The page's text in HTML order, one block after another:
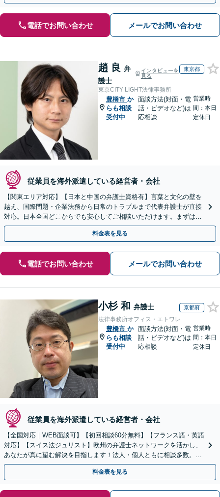
電話でお問い合わせ メールでお問い合わせ
趙 良 弁
護士
インタビューを
見る
東京都
東京CITY LIGHT法律事務所
豊橋市 か
らも相談
受付中
面談方法(対面・電
話・ビデオなど)は
応相談
営業時
間：本日
定休日
従業員を海外派遣している経営者・会社
【関東エリア対応】【日本と中国の弁護士資格有】言葉と文化の壁を
越え、国際問題・企業法務から日常のトラブルまで代表弁護士が直接
対応。日本全国どこからでも安心してご相談いただけます。まずは一
歩を踏み出してみませんか。【初回相談無料】
料金表を見る
電話でお問い合わせ メールでお問い合わせ
小杉 和 弁護士 京都府
法律事務所オフィス・エトワレ
豊橋市 か
らも相談
受付中
面談方法(対面・電
話・ビデオなど)は
応相談
営業時
間：本日
定休日
従業員を海外派遣している経営者・会社
【全国対応｜WEB面談可】【初回相談60分無料】【フランス語・英語
対応】【スイス法ジュリスト】欧州の弁護士ネットワークを活かし、
あなたが真に望む解決を目指します！法人・個人ともに相談多数。細
やかな連絡と粘り強い交渉を徹底【休日・夜間相談可】
料金表を見る